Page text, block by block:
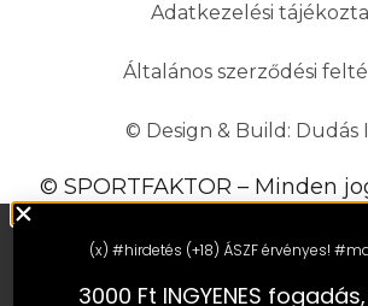
Adatkezelési
Általános szerződési
© Design & Build: Dudás
© SPORTFAKTOR – Minden
(x) #hirdetés (+18) ÁSZF érvényes!
3000 Ft INGYENES